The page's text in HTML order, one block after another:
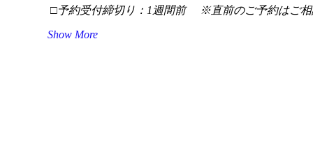
□予約受付締切り：1週間前 　※直前のご予約はご
Show More